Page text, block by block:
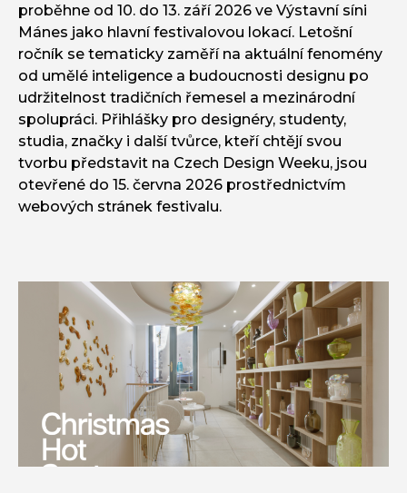
proběhne od 10. do 13. září 2026 ve Výstavní síni
Mánes jako hlavní festivalovou lokací. Letošní
ročník se tematicky zaměří na aktuální fenomény
od umělé inteligence a budoucnosti designu po
udržitelnost tradičních řemesel a mezinárodní
spolupráci. Přihlášky pro designéry, studenty,
studia, značky i další tvůrce, kteří chtějí svou
tvorbu představit na Czech Design Weeku, jsou
otevřené do 15. června 2026 prostřednictvím
webových stránek festivalu.